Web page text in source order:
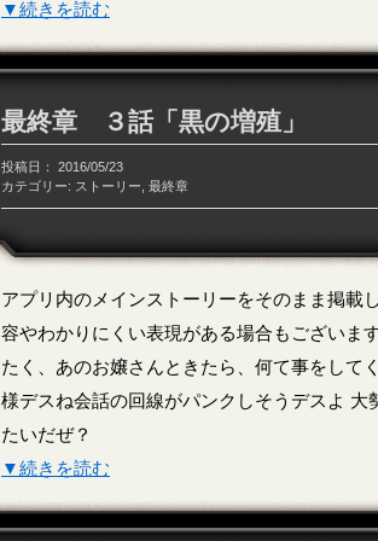
▼続きを読む
最終章 ３話「黒の増殖」
投稿日：
2016/05/23
カテゴリー: ストーリー 最終章
アプリ内のメインストーリーをそのまま掲載
容やわかりにくい表現がある場合もござい
たく、あのお嬢さんときたら、何て事をして
様デスね会話の回線がパンクしそうデスよ
たいだぜ？
▼続きを読む